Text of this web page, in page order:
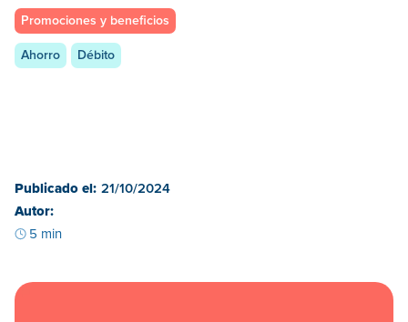
Promociones y beneficios
Ahorro Débito
Publicado el: 21/10/2024
Autor:
5 min